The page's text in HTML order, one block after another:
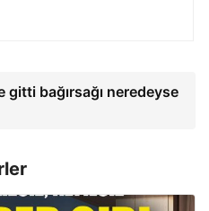
gitti bağırsağı neredeyse